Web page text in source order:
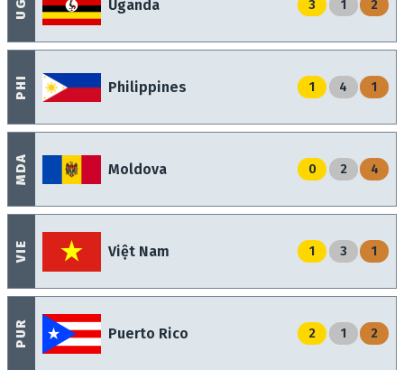
MDA Moldova 0 2 4
PHI Philippines 1 4 1
PUR Puerto Rico 2 1 2
Uganda 3 1 2
VIE Việt Nam 1 3 1